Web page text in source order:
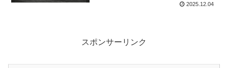
2025.12.04
スポンサーリンク